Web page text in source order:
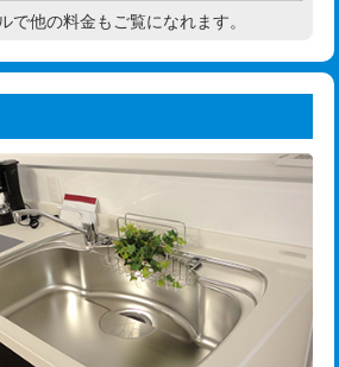
浄便座） 22,000円
座⇔温水洗浄便
22,000円
工)
め) 3,300円
具設置) 5,500円
使用（バンド止
5,500円
削・埋め戻し作
11,000円
現地調査
超え +3,300円
33,000円
8,800円
理・清掃・修
など（軽作業）
11,000円
で他の料金もご覧になれます。